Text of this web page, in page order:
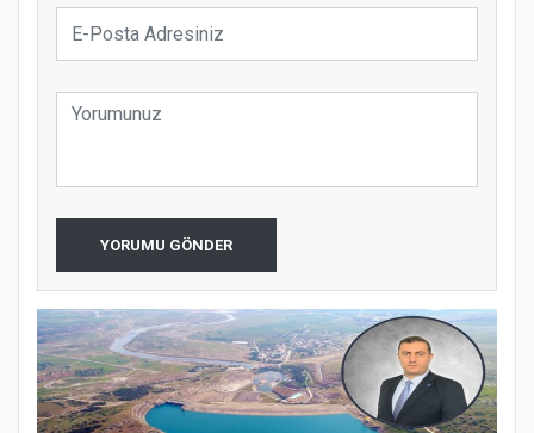
YORUMU GÖNDER